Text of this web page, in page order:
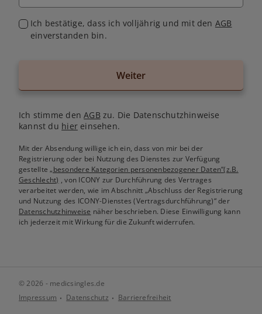
Ich bestätige, dass ich volljährig und mit den AGB
einverstanden bin.
Weiter
Ich stimme denAGB zu. Die Datenschutzhinweise
kannst du hiereinsehen.
Mit der Absendung willige ich ein, dass von mir bei der
Registrierung oder bei Nutzung des Dienstes zur Verfügung
gestellte„besondere Kategorien personenbezogener Daten“(z.B.
Geschlecht) , von ICONY zur Durchführung des Vertrages
verarbeitet werden, wie im Abschnitt „Abschluss der Registrierung
und Nutzung des ICONY-Dienstes (Vertragsdurchführung)“ der
Datenschutzhinweise näher beschrieben. Diese Einwilligung kann
ich jederzeit mit Wirkung für die Zukunft widerrufen.
© 2026 - medicsingles.de
Impressum
Datenschutz Barrierefreiheit